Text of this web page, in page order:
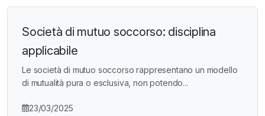
Società di mutuo soccorso: disciplina
applicabile
Le società di mutuo soccorso rappresentano un modello
di mutualità pura o esclusiva, non potendo...
23/03/2025